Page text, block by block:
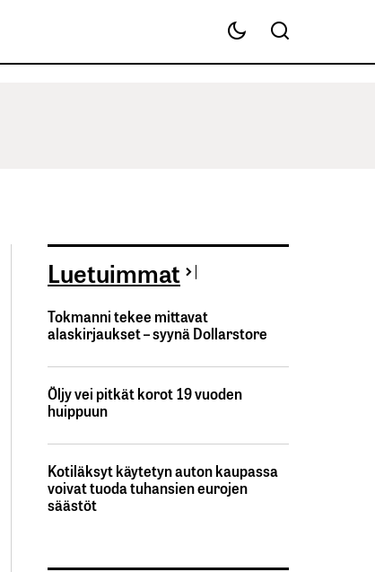
Luetuimmat
Tokmanni tekee mittavat
alaskirjaukset – syynä Dollarstore
Öljy vei pitkät korot 19 vuoden
huippuun
Kotiläksyt käytetyn auton kaupassa
voivat tuoda tuhansien eurojen
säästöt